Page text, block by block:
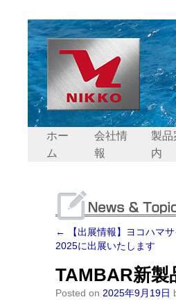
ホー
ム
会社情
報
製品
内
←
【出展情報】ヨコハマ
2025に出展いたします
TAMBAR新製
Posted on 2025年9月19日